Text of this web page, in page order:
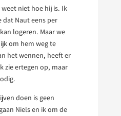
niet hoe hij is. Ik
dat Naut eens per
logeren. Maar we
om hem weg te
het wennen, heeft er
zie ertegen op, maar
doen is geen
Niels en ik om de